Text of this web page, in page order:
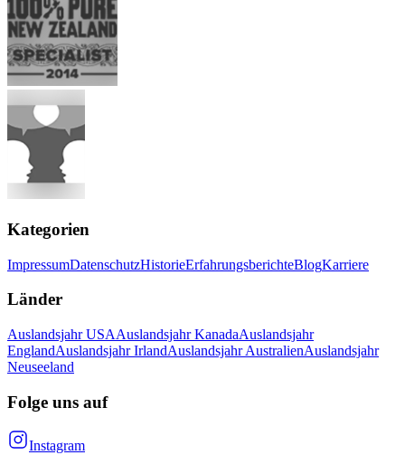
Kategorien
ImpressumDatenschutzHistorieErfahrungsberichteBlogKarriere
Länder
Auslandsjahr USAAuslandsjahr KanadaAuslandsjahr
EnglandAuslandsjahr IrlandAuslandsjahr AustralienAuslandsjahr
Neuseeland
Folge uns auf
Instagram